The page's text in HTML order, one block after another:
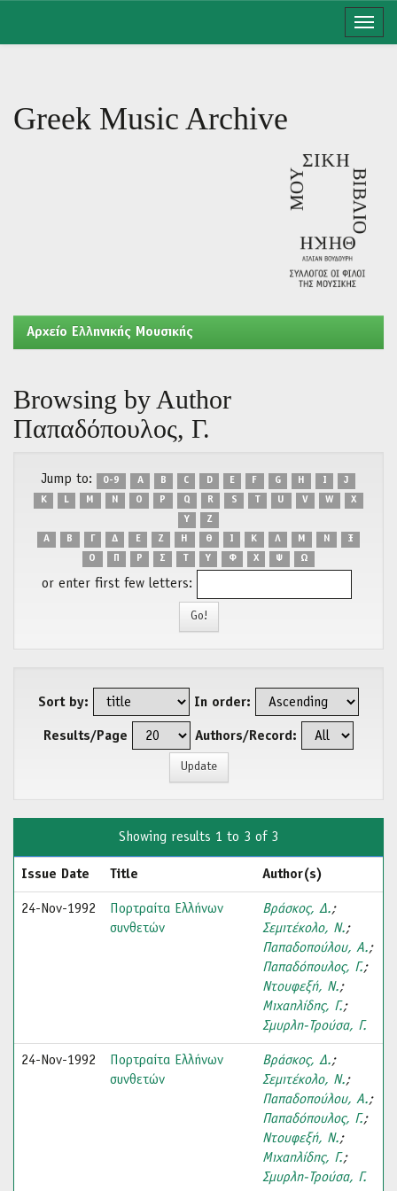
Greek Music Archive
Aρχείο Ελληνικής Μουσικής
Browsing by Author
Παπαδόπουλος, Γ.
Jump to: 0-9 A B C D E F G H I
J
K
L M N O P Q R S T U V W
X
Y
Z
Α
Β Γ Δ Ε Ζ Η Θ Ι Κ Λ Μ Ν
Ξ
Ο
Π Ρ Σ Τ Υ Φ Χ Ψ Ω
or enter first few letters:
Sort by: In order:
Results/Page Authors/Record:
Showing results 1 to 3 of 3
Issue Date Title Author(s)
24-Nov-1992
Πορτραίτα Ελλήνων
συνθετών
Βράσκος, Δ.;
Σεμιτέκολο, Ν.;
Παπαδοπούλου, Α.;
Παπαδόπουλος, Γ.;
Ντουφεξή, Ν.;
Μιχαηλίδης, Γ.;
Σμυρλη-Τρούσα, Γ.
24-Nov-1992
Πορτραίτα Ελλήνων
συνθετών
Βράσκος, Δ.;
Σεμιτέκολο, Ν.;
Παπαδοπούλου, Α.;
Παπαδόπουλος, Γ.;
Ντουφεξή, Ν.;
Μιχαηλίδης, Γ.;
Σμυρλη-Τρούσα, Γ.